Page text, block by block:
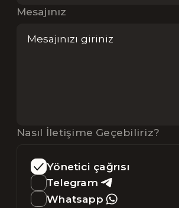
Mesajınız
Nasıl İletişime Geçebiliriz?
Yönetici çağrısı
Telegram
Whatsapp